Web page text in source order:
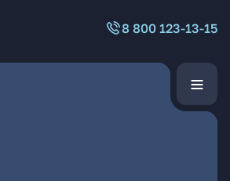
8 800 123-13-15